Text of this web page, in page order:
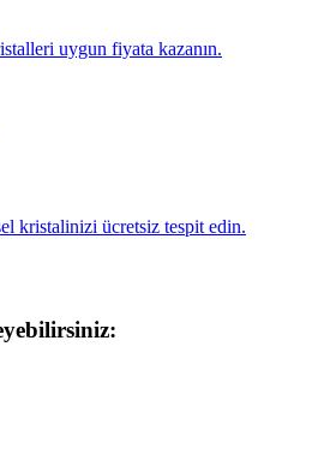
uygun fiyata kazanın.
kristalinizi ücretsiz tespit edin.